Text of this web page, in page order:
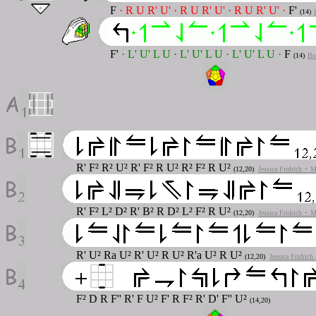
F · R U R' U' · R U R' U' · R U R' U' · F' (14)
F' · L' U' L U · L' U' L U · L' U' L U · F (14)
R' F² R² U² R' F² R U² R² F² R U² (12,20) Jessica Fridrich +
R' F² L² D² R' B² R D² L² F² R U² (12,20) Jessica Fridrich +
R' U² Ra U² R' U² R U² R'a U² R U² (12,20) Jessica
F² D R F'' R' F U² F' R F² R' D' F'' U² (14,20)